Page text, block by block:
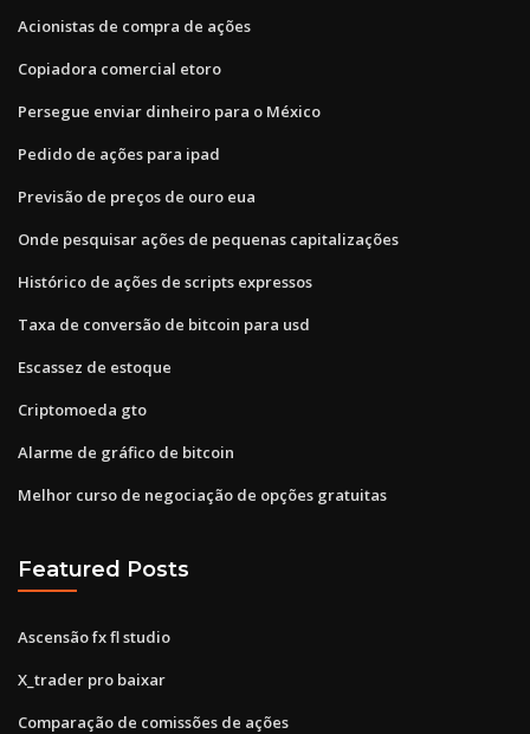
Acionistas de compra de ações
Copiadora comercial etoro
Persegue enviar dinheiro para o México
Pedido de ações para ipad
Previsão de preços de ouro eua
Onde pesquisar ações de pequenas capitalizações
Histórico de ações de scripts expressos
Taxa de conversão de bitcoin para usd
Escassez de estoque
Criptomoeda gto
Alarme de gráfico de bitcoin
Melhor curso de negociação de opções gratuitas
Featured Posts
Ascensão fx fl studio
X_trader pro baixar
Comparação de comissões de ações